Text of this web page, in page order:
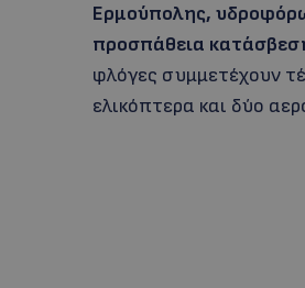
Ερμούπολης,
προσπάθεια
φλόγες συμμετέχουν
ελικόπτερα και δύο